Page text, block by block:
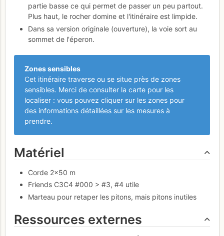
partie basse ce qui permet de passer un peu partout.
Plus haut, le rocher domine et l'itinéraire est limpide.
Dans sa version originale (ouverture), la voie sort au
sommet de l'éperon.
Zones sensibles
Cet itinéraire traverse ou se situe près de zones
sensibles. Merci de consulter la carte pour les
localiser : vous pouvez cliquer sur les zones pour
des informations détaillées sur les mesures à
prendre.
Matériel
Corde 2×50 m
Friends C3C4 #000 > #3, #4 utile
Marteau pour retaper les pitons, mais pitons inutiles
Ressources externes